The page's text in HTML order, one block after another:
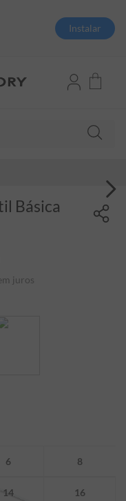
Instalar
Básica
juros
6 8
14 16
listrada